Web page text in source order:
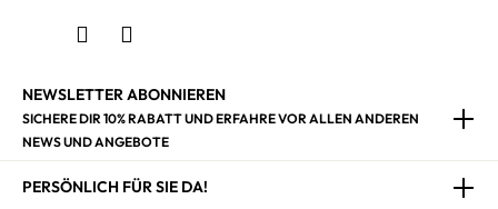
NEWSLETTER ABONNIEREN
SICHERE DIR 10% RABATT UND ERFAHRE VOR ALLEN ANDEREN
NEWS UND ANGEBOTE
PERSÖNLICH FÜR SIE DA!